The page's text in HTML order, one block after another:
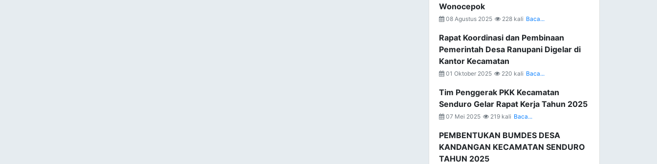
Wonocepok
08 Agustus 2025 228 kali Baca...
Rapat Koordinasi dan Pembinaan
Pemerintah Desa Ranupani Digelar di
Kantor Kecamatan
01 Oktober 2025 220 kali Baca...
Tim Penggerak PKK Kecamatan
Senduro Gelar Rapat Kerja Tahun 2025
07 Mei 2025 219 kali Baca...
PEMBENTUKAN BUMDES DESA
KANDANGAN KECAMATAN SENDURO
TAHUN 2025